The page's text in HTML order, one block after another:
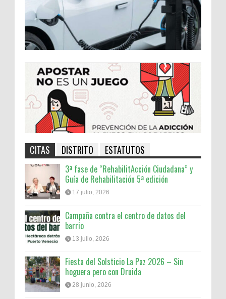
CITAS DISTRITO ESTATUTOS
3ª fase de “RehabilitAcción Ciudadana” y
Guía de Rehabilitación 5ª edición
17 julio, 2026
Campaña contra el centro de datos del
barrio
13 julio, 2026
Fiesta del Solsticio La Paz 2026 – Sin
hoguera pero con Druida
28 junio, 2026